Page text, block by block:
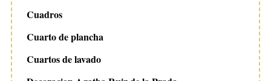
Cuadros
Cuarto de plancha
Cuartos de lavado